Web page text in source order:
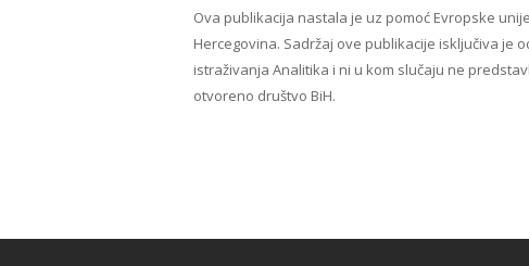
Ova publikacija nastala je uz pomoć Evropske
Hercegovina. Sadržaj ove publikacije isključiva je
istraživanja Analitika i ni u kom slučaju ne
otvoreno društvo BiH.